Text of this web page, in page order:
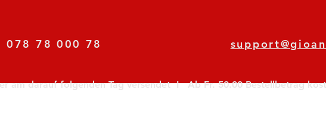
078 78 000 78
am darauf folgenden Tag versendet  I   Ab Fr. 50.00 Bestellbetrag